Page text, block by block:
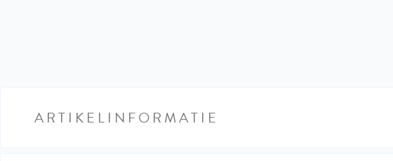
ARTIKELINFORMATIE